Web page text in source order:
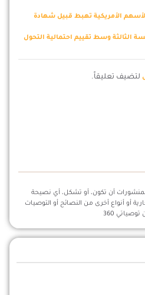
الأمريكية تهبط قبيل شهادة
الثالثة وسط تقييم احتمالية التحول
لتضيف تعليقاً.
أن تكون، أو تشكل، أي نصيحة
أو أنواع أخرى من النصائح أو التوصيات
360